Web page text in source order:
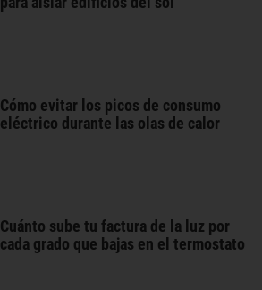
Cómo evitar los picos de consumo
eléctrico durante las olas de calor
Cuánto sube tu factura de la luz por
cada grado que bajas en el termostato